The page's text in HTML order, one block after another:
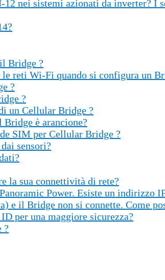
12 nei sistemi azionati da inverter?
Bridge ?
reti Wi-Fi quando si configura un
?
?
un Cellular Bridge ?
è arancione?
SIM per Cellular Bridge ?
sensori?
la sua connettività di rete?
Power. Esiste un indirizzo
e il Bridge non si connette. Come
per una maggiore sicurezza?
?